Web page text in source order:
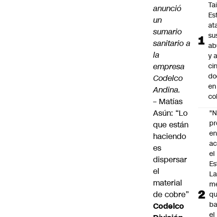
anunció
un
sumario
sanitario a
la
empresa
Codelco
Andina.
– Matías
Asún: “Lo
que están
haciendo
es
dispersar
el
material
de cobre”
Codelco
y a
en
el
La
el